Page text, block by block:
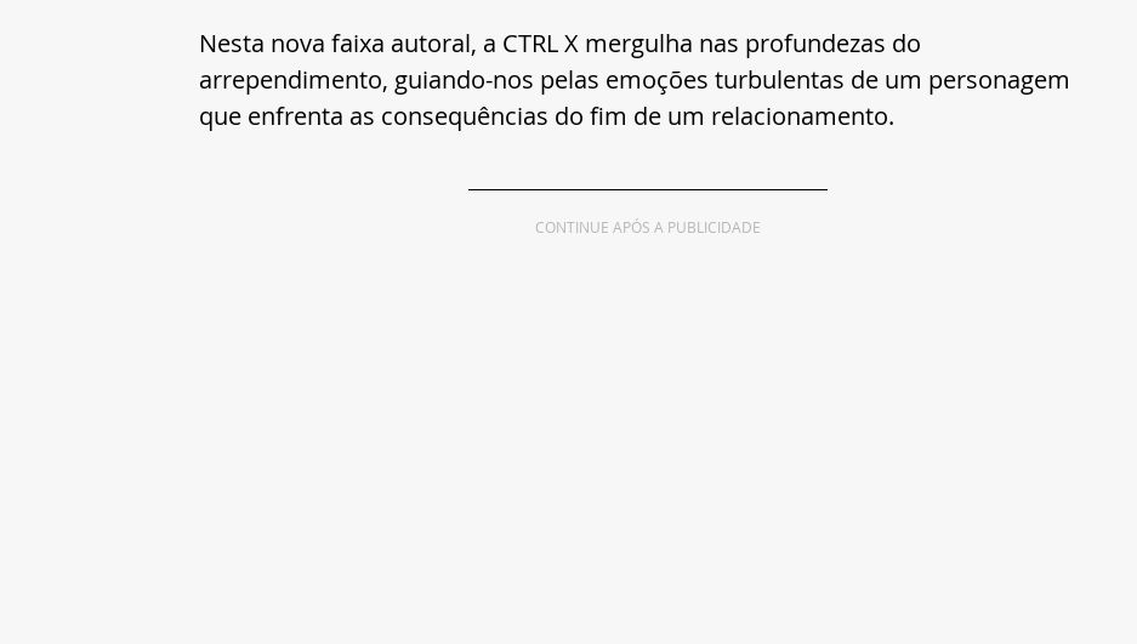
Nesta nova faixa autoral, a CTRL X mergulha nas profundezas do
arrependimento, guiando-nos pelas emoções turbulentas de um personagem
que enfrenta as consequências do fim de um relacionamento.
CONTINUE APÓS A PUBLICIDADE